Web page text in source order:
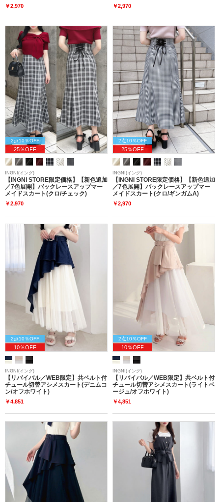
￥2,970 ￥2,970
2点10％OFF
25％OFF
INGNI(イング)
【INGNI STORE限定価格】【新色追加
／7色展開】バックレースアップマー
メイドスカート(クロ/チェック)
￥2,970
2点10％OFF
25％OFF
INGNI(イング)
【INGNI STORE限定価格】【新色追加
／7色展開】バックレースアップマー
メイドスカート(クロ/ギンガムA)
￥2,970
2点10％OFF
10％OFF
INGNI(イング)
【リバイバル／WEB限定】共ベルト付
チュール切替アシメスカート(デニムコ
ン/オフホワイト)
￥4,851
2点10％OFF
10％OFF
INGNI(イング)
【リバイバル／WEB限定】共ベルト付
チュール切替アシメスカート(ライトベ
ージュ/オフホワイト)
￥4,851